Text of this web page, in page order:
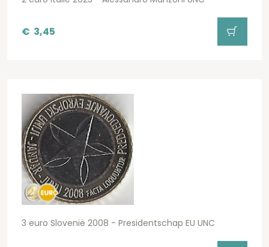
€ 3,45
3 euro Slovenië 2008 - Presidentschap EU UNC